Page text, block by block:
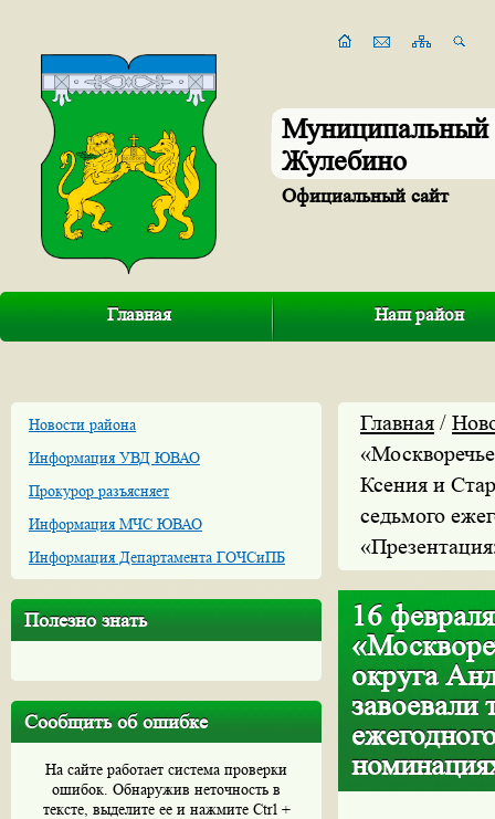
Муниципальный
Жулебино
Официальный сайт
Главная Наш район
Новости района
Информация УВД ЮВАО
Прокурор разъясняет
Информация МЧС ЮВАО
Информация Департамента ГОЧСиПБ
Полезно знать
Сообщить об ошибке
На сайте работает система проверки
ошибок. Обнаружив неточность в
тексте, выделите ее и нажмите Ctrl +
Главная /
Ксения и
седьмого
16
округа
завоевали